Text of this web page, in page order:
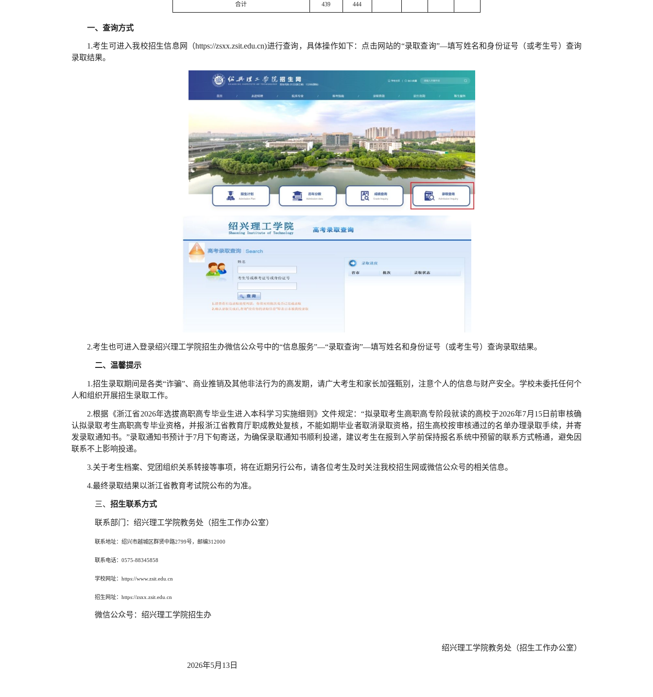
合计 439 444
一、查询方式
1.考生可进入我校招生信息网（https://zsxx.zsit.edu.cn)进行查询，具体操作如下：点击网站的“录取查询”—填写姓名和身份证号（或考生号）查询
录取结果。
2.考生也可进入登录绍兴理工学院招生办微信公众号中的“信息服务”—“录取查询”—填写姓名和身份证号（或考生号）查询录取结果。
二、温馨提示
1.招生录取期间是各类“诈骗”、商业推销及其他非法行为的高发期，请广大考生和家长加强甄别，注意个人的信息与财产安全。学校未委托任何个
人和组织开展招生录取工作。
2.根据《浙江省2026年选拔高职高专毕业生进入本科学习实施细则》文件规定：“拟录取考生高职高专阶段就读的高校于2026年7月15日前审核确
认拟录取考生高职高专毕业资格，并报浙江省教育厅职成教处复核，不能如期毕业者取消录取资格，招生高校按审核通过的名单办理录取手续，并寄
发录取通知书。”录取通知书预计于7月下旬寄送，为确保录取通知书顺利投递，建议考生在报到入学前保持报名系统中预留的联系方式畅通，避免因
联系不上影响投递。
3.关于考生档案、党团组织关系转接等事项，将在近期另行公布，请各位考生及时关注我校招生网或微信公众号的相关信息。
4.最终录取结果以浙江省教育考试院公布的为准。
三、 招生联系方式
联系部门：绍兴理工学院教务处（招生工作办公室）
联系地址：绍兴市越城区群贤中路2799号， 邮编312000
联系电话： 0575-88345858
学校网址： https://www.zsit.edu.cn
招生网址： https://zsxx.zsit.edu.cn
微信公众号：绍兴理工学院招生办
绍兴理工学院教务处（招生工作办公室）
2026年5月13日